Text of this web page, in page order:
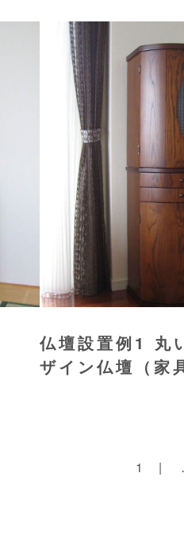
仏壇設置例1 丸
ザイン仏壇（家
1